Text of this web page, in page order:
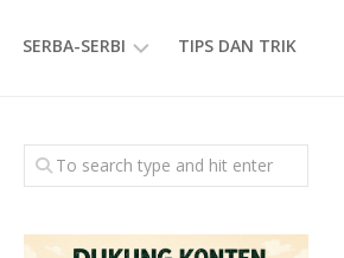
SERBA-SERBI
GAYA
HIDUP
TIPS DAN TRIK